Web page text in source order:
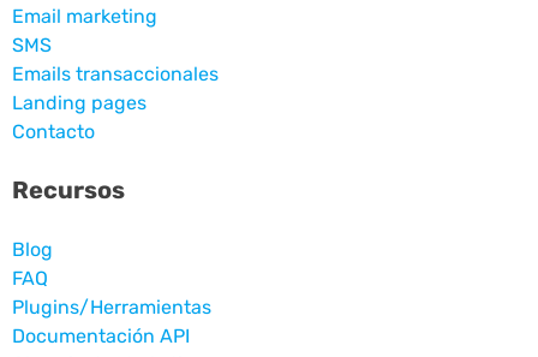
Email marketing
SMS
Emails transaccionales
Landing pages
Contacto
Recursos
Blog
FAQ
Plugins/Herramientas
Documentación API